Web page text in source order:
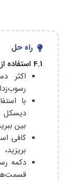
راه حل
4.1 استفاده از برنامه رسوب‌زدایی
اکثر
با
دیسکل
بین
کافی
بریزید،
دکمه